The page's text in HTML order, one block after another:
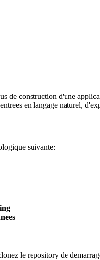
de construction d'une
en langage naturel,
suivante:
le repository de